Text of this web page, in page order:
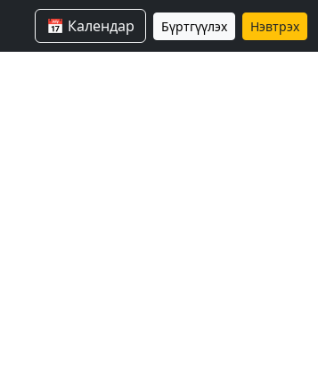
📅 Календар Бүртгүүлэх Нэвтрэх